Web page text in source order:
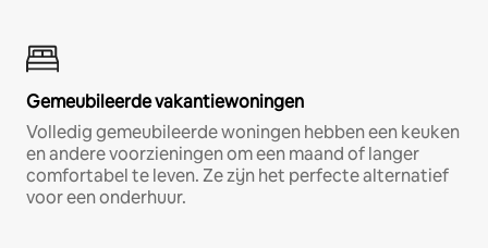
Gemeubileerde vakantiewoningen
Volledig gemeubileerde woningen hebben een keuken
en andere voorzieningen om een maand of langer
comfortabel te leven. Ze zijn het perfecte alternatief
voor een onderhuur.